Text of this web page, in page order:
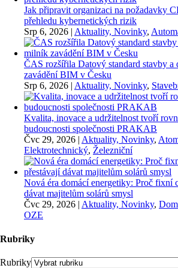
Jak připravit organizaci na požadavky
přehledu kybernetických rizik
Srp 6, 2026 | Aktuality, Novinky,
ČAS rozšířila Datový standard stavby
zavádění BIM v Česku
Srp 6, 2026 | Aktuality, Novinky,
Kvalita, inovace a udržitelnost tvoří
budoucnosti společnosti PRAKAB
Čvc 29, 2026 | Aktuality, Novinky,
Elektrotechnický, Železniční
Nová éra domácí energetiky: Proč fixní
dávat majitelům solárů smysl
Čvc 29, 2026 | Aktuality, Novinky,
OZE
Rubriky
Rubriky